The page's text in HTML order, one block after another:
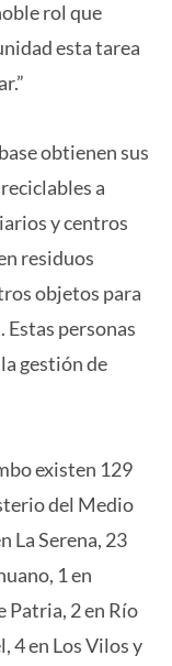
rol que
esta tarea
obtienen sus
a
y centros
residuos
objetos para
Estas personas
gestión de
existen 129
del Medio
La Serena, 23
1 en
Patria, 2 en Río
4 en Los Vilos y